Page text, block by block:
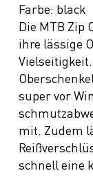
Farbe: black
Die MTB Zip
ihre lässige
super vor
mit. Zudem
schnell eine